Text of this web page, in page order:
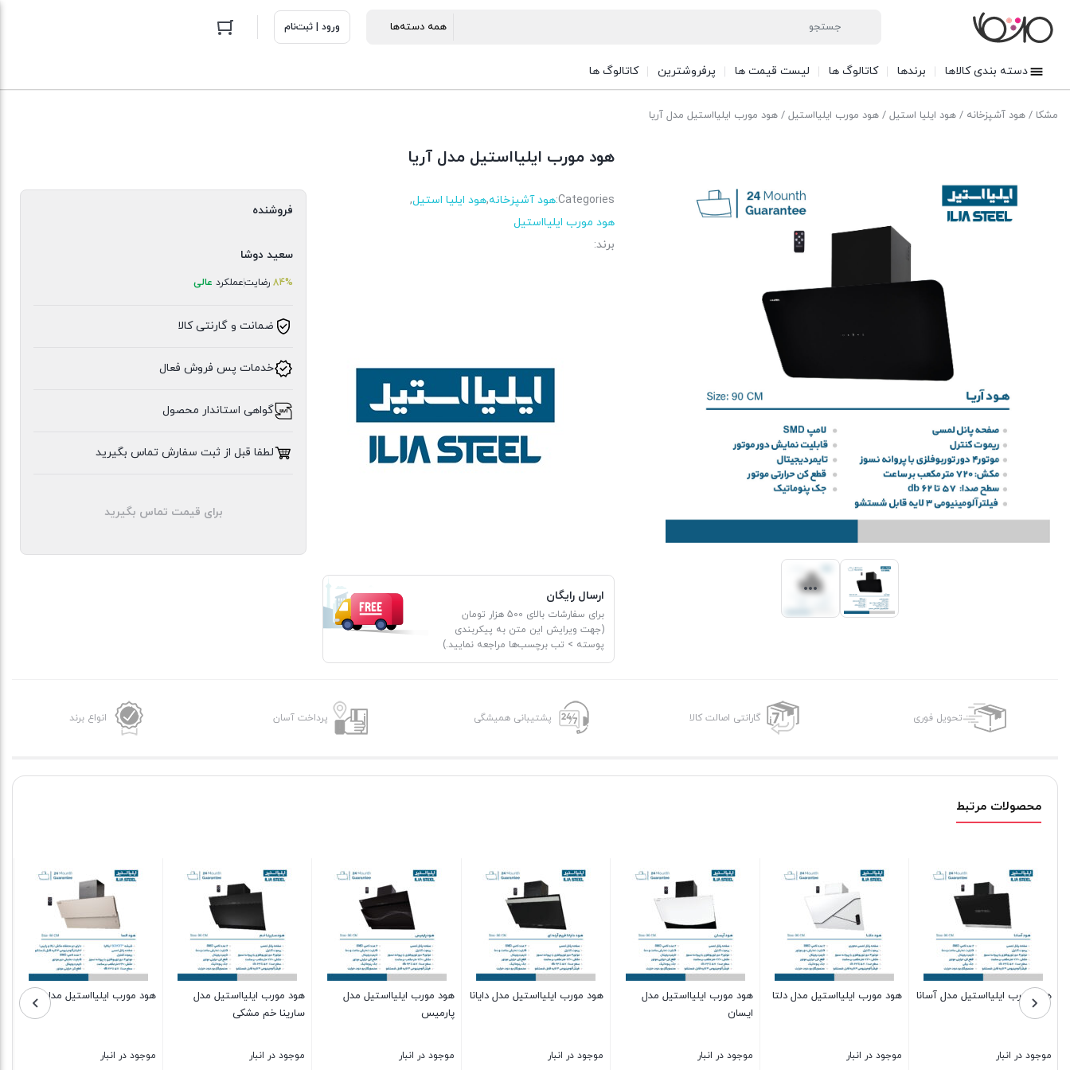
ورود | ثبت‌نام
دسته بندی کالاها برندها کاتالوگ ها لیست قیمت ها پرفروشترین کاتالوگ ها
مشکا / هود آشپزخانه / هود ایلیا استیل / هود مورب ایلیااستیل / هود مورب ایلیااستیل مدل آریا
هود مورب ایلیااستیل مدل آریا
Categories:هود آشپزخانه,هود ایلیا استیل,
هود مورب ایلیااستیل
برند:
ایلیا
ارسال رایگان
برای سفارشات بالای 500 هزار تومان
(جهت ویرایش این متن به پیکربندی
پوسته > تب برچسب‌ها مراجعه نمایید.)
فروشنده
سعید دوشا
84% رضایتعملکرد عالی
ضمانت و گارنتی کالا
خدمات پس فروش فعال
گواهی استاندار محصول
لطفا قبل از ثبت سفارش تماس بگیرید
برای قیمت تماس بگیرید
تحویل فوری گارانتی اصالت کالا پشتیبانی همیشگی پرداخت آسان انواع برند
محصولات مرتبط
هود مورب ایلیااستیل مدل آسانا
موجود در انبار
هود مورب ایلیااستیل مدل دلتا
موجود در انبار
هود مورب ایلیااستیل مدل
ایسان
موجود در انبار
هود مورب ایلیااستیل مدل دایانا
موجود در انبار
هود مورب ایلیااستیل مدل
پارمیس
موجود در انبار
هود مورب ایلیااستیل مدل
سارینا خم مشکی
موجود در انبار
هود مورب ایلیااستیل مدل السا
موجود در انبار